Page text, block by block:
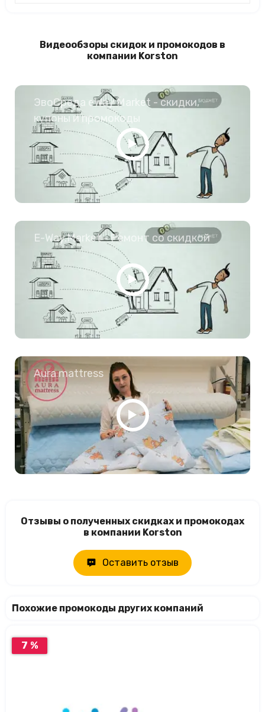
Видеообзоры скидок и промокодов в
компании Korston
ЭвоСреда eWay Market - скидки,
купоны и промокоды
E-Way.Market - Ремонт со скидкой
Aura mattress
Отзывы о полученных скидках и промокодах
в компании Korston
Оставить отзыв
Похожие промокоды других компаний
7 %